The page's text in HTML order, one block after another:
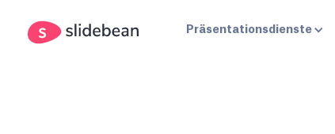
Präsentationsdienste